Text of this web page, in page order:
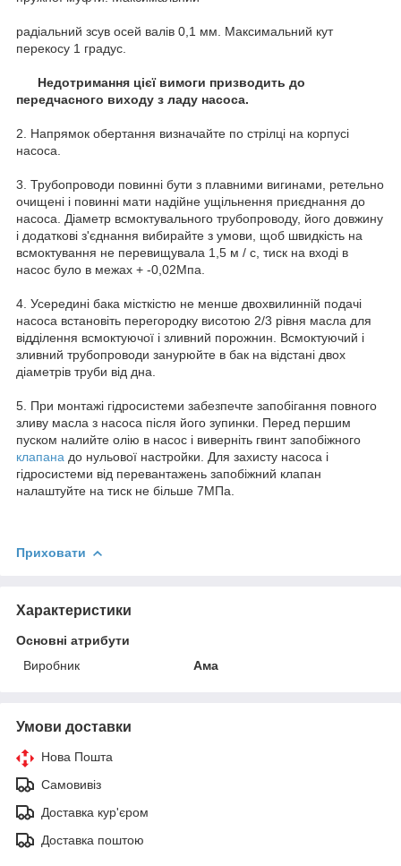
радіальний зсув осей валів 0,1 мм. Максимальний кут
перекосу 1 градус.
Недотримання цієї вимоги призводить до
передчасного виходу з ладу насоса.
2. Напрямок обертання визначайте по стрілці на корпусі
насоса.
3. Трубопроводи повинні бути з плавними вигинами, ретельно
очищені і повинні мати надійне ущільнення приєднання до
насоса. Діаметр всмоктувального трубопроводу, його довжину
і додаткові з'єднання вибирайте з умови, щоб швидкість на
всмоктування не перевищувала 1,5 м / с, тиск на вході в
насос було в межах + -0,02Мпа.
4. Усередині бака місткістю не менше двохвилинній подачі
насоса встановіть перегородку висотою 2/3 рівня масла для
відділення всмоктуючої і зливний порожнин. Всмоктуючий і
зливний трубопроводи занурюйте в бак на відстані двох
діаметрів труби від дна.
5. При монтажі гідросистеми забезпечте запобігання повного
зливу масла з насоса після його зупинки. Перед першим
пуском налийте олію в насос і виверніть гвинт запобіжного
клапана до нульової настройки. Для захисту насоса і
гідросистеми від перевантажень запобіжний клапан
налаштуйте на тиск не більше 7МПа.
Приховати
Характеристики
Основні атрибути
Виробник
Ама
Умови доставки
Нова Пошта
Самовивіз
Доставка кур'єром
Доставка поштою